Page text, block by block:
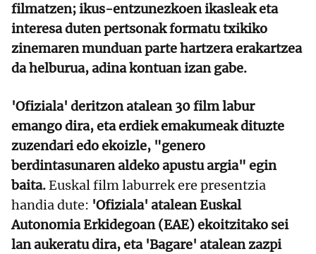
filmatzen; ikus-entzunezkoen ikasleak eta
interesa duten pertsonak formatu txikiko
zinemaren munduan parte hartzera erakartzea
da helburua, adina kontuan izan gabe.
'Ofiziala' deritzon atalean 30 film labur
emango dira, eta erdiek emakumeak dituzte
zuzendari edo ekoizle, "genero
berdintasunaren aldeko apustu argia" egin
baita.Euskal film laburrek ere presentzia
handia dute: 'Ofiziala' atalean Euskal
Autonomia Erkidegoan (EAE) ekoitzitako sei
lan aukeratu dira, eta 'Bagare' atalean zazpi